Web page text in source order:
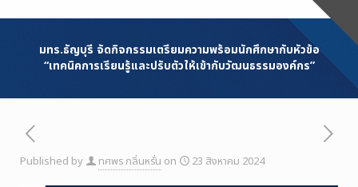
มทร.ธัญบุรี จัดกิจกรรมเตรียมความพร้อมนักศึกษากับหัวข้อ
“เทคนิคการเรียนรู้และปรับตัวให้เข้ากับวัฒนธรรมองค์กร”
Published by ทศพร กลิ่นหรั่น on 23 สิงหาคม 2024